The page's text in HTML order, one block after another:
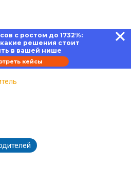
с ростом до 1732%:
решения стоит
в вашей нише
кейсы